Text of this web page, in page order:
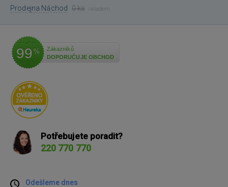
Prodejna Náchod 0 ks skladem
99 %
Zákazníků
DOPORUČUJE OBCHOD
Potřebujete poradit?
220 770 770
Odešleme dnes